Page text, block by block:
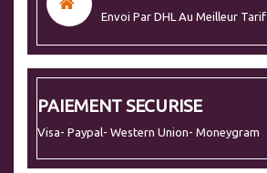
Envoi Par DHL Au Meilleur Tarif
PAIEMENT SECURISE
Visa- Paypal- Western Union- Moneygram